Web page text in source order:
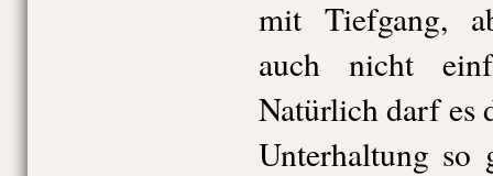
mit Tiefgang,
auch nicht
Natürlich darf es
Unterhaltung so